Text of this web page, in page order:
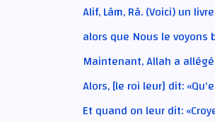
Alif, Lâm, Râ. (Voici) un
alors que Nous le voyons
Maintenant, Allah a
Alors, [le roi leur] dit:
Et quand on leur dit: